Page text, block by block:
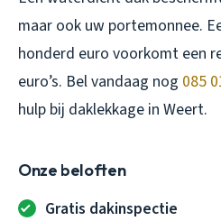
maar ook uw portemonnee.
honderd euro voorkomt een
euro’s. Bel vandaag nog 085
hulp bij daklekkage in Weert.
Onze beloften
Gratis dakinspectie